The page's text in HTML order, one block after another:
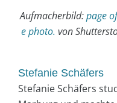
Aufmacherbild:page
e photo. von
Stefanie Schäfers
Stefanie Schäfers